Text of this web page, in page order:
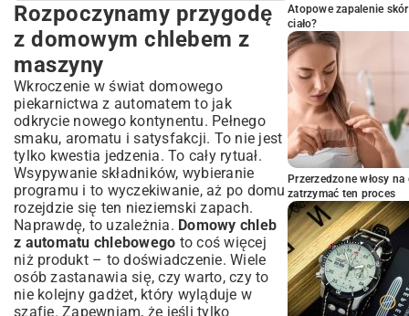
Rozpoczynamy przygodę z domowym
chlebem z maszyny
Dlaczego warto piec chleb w automacie?
Wybór maszyny do chleba – na co
zwrócić uwagę?
Podstawy sukcesu: składniki i techniki
pieczenia w maszynie
Niezbędne składniki i ich rola w procesie
pieczenia
Unikanie typowych błędów – porady dla
początkujących
Sprawdzone przepisy na chleb z
maszyny dla każdego smaku
Przepis na klasyczny chleb pszenny z
automatu
Zdrowy chleb razowy z maszyny – łatwo i
szybko
Rozpoczynamy przygodę
z domowym chlebem z
maszyny
Wkroczenie w świat domowego
piekarnictwa z automatem to jak
odkrycie nowego kontynentu. Pełnego
smaku, aromatu i satysfakcji. To nie jest
tylko kwestia jedzenia. To cały rytuał.
Wsypywanie składników, wybieranie
programu i to wyczekiwanie, aż po domu
rozejdzie się ten nieziemski zapach.
Naprawdę, to uzależnia. Domowy chleb
z automatu chlebowego to coś więcej
niż produkt – to doświadczenie. Wiele
osób zastanawia się, czy warto, czy to
nie kolejny gadżet, który wyląduje w
szafie. Zapewniam, że jeśli tylko
Atopowe zapalenie
ciało?
Przerzedzone włosy
zatrzymać ten proces